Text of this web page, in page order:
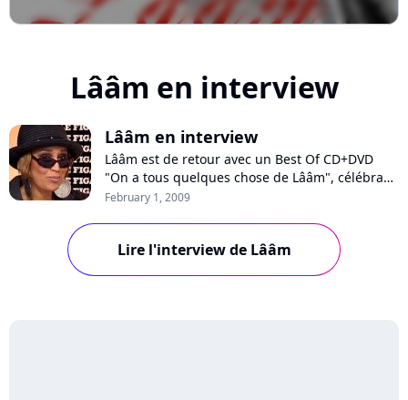
Lââm en interview
Lââm en interview
Lââm est de retour avec un Best Of CD+DVD
"On a tous quelques chose de Lââm", célébrant
ses dix ans de carrière. Avec un parcours riche
de ce métier. Son talent et sa détermination lui
ont permis de continuer son chemin. Cette
February 1, 2009
Lire l'interview de Lââm